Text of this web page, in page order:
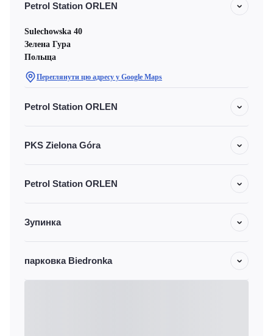
Petrol Station ORLEN
Sulechowska 40
Зелена Гура
Польща
Переглянути цю адресу у Google Maps
Petrol Station ORLEN
PKS Zielona Góra
Petrol Station ORLEN
Зупинка
парковка Biedronka